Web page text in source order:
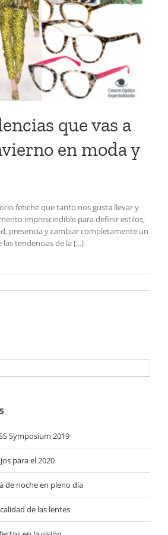
que vas a
en moda y
fetiche que tanto nos gusta llevar y
imprescindible para definir estilos,
presencia y cambiar completamente un
tendencias de la [...]
Symposium 2019
para el 2020
de noche en pleno día
de las lentes